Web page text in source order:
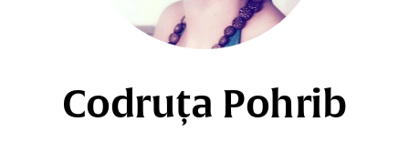
Codruța Pohrib